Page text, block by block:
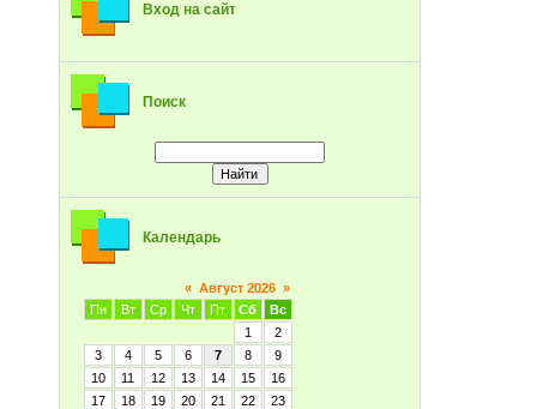
Вход на сайт
Поиск
Календарь
« Август 2026 »
Пн
Вт Ср Чт Пт Сб
Вс
1
2
3
4 5 6 7 8
9
10
11 12 13 14 15
16
17
18 19 20 21 22
23